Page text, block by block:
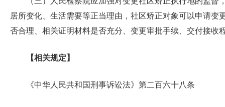
居所变化、生活需要等正当理由，社区矫正对象可以申请
否合理、相关证明材料是否充分、变更审批手续、交付接
【相关规定】
《中华人民共和国刑事诉讼法》第二百六十八条